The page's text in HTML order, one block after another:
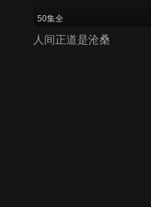
50集全
人间正道是沧桑